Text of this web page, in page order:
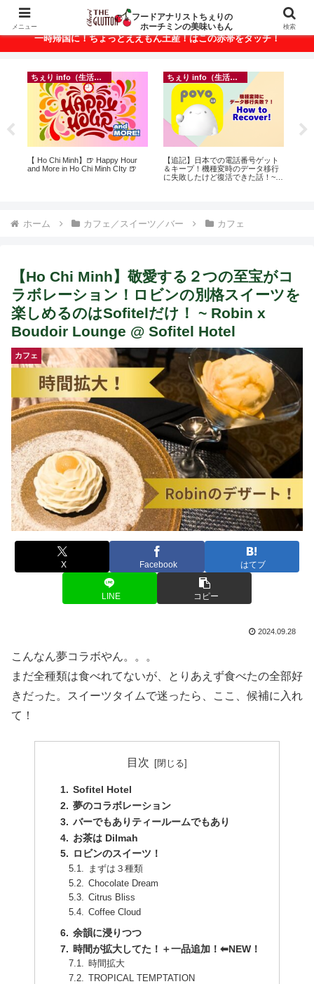
ベトナム・ホーチミンの美味いもんが満載！
一時帰国に！ちょっとええもん土産！はこの赤帯をタッチ！
ちぇり info（生活情報）
【 Ho Chi Minh】🍺 Happy Hour
and More in Ho Chi Minh CIty 🍺
ちぇり info（生活情報）
【追記】日本での電話番号ゲット
＆キープ！機種変時のデータ移行
に失敗したけど復活できた話！~
ホーム カフェ／スイーツ／バー カフェ
【Ho Chi Minh】敬愛する２つの至宝がコ
ラボレーション！ロビンの別格スイーツを
楽しめるのはSofitelだけ！ ~ Robin x
Boudoir Lounge @ Sofitel Hotel
カフェ
X Facebook はてブ
LINE コピー
2024.09.28
こんなん夢コラボやん。。。
まだ全種類は食べれてないが、とりあえず食べたの全部好
きだった。スイーツタイムで迷ったら、ここ、候補に入れ
て！
目次
Sofitel Hotel
夢のコラボレーション
バーでもありティールームでもあり
お茶は Dilmah
ロビンのスイーツ！
まずは３種類
Chocolate Dream
Citrus Bliss
Coffee Cloud
余韻に浸りつつ
時間が拡大してた！＋一品追加！⬅︎NEW！
時間拡大
TROPICAL TEMPTATION
メニュー
フードアナリストちぇりの
ホーチミンの美味いもん
検索